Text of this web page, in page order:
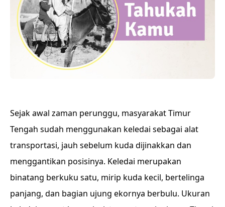
Sejak awal zaman perunggu, masyarakat Timur
Tengah sudah menggunakan keledai sebagai alat
transportasi, jauh sebelum kuda dijinakkan dan
menggantikan posisinya. Keledai merupakan
binatang berkuku satu, mirip kuda kecil, bertelinga
panjang, dan bagian ujung ekornya berbulu. Ukuran